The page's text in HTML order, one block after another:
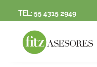
TEL:55 4315 2949